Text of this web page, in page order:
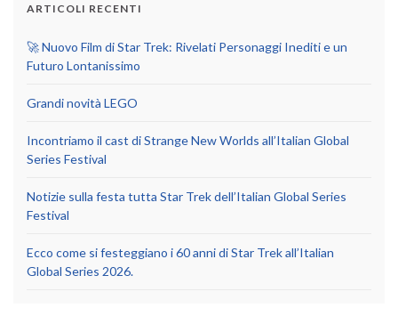
ARTICOLI RECENTI
🚀 Nuovo Film di Star Trek: Rivelati Personaggi Inediti e un
Futuro Lontanissimo
Grandi novità LEGO
Incontriamo il cast di Strange New Worlds all’Italian Global
Series Festival
Notizie sulla festa tutta Star Trek dell’Italian Global Series
Festival
Ecco come si festeggiano i 60 anni di Star Trek all’Italian
Global Series 2026.